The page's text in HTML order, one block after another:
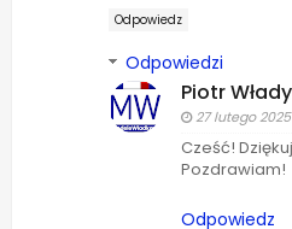
Odpowiedz
Odpowiedzi
Piotr
27 lutego
Cześć!
Pozdrawiam!
Odpowiedz